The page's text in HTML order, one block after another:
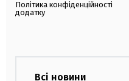
Політика конфіденційності
додатку
Всі новини